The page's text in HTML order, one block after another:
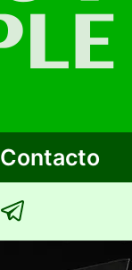
Contacto